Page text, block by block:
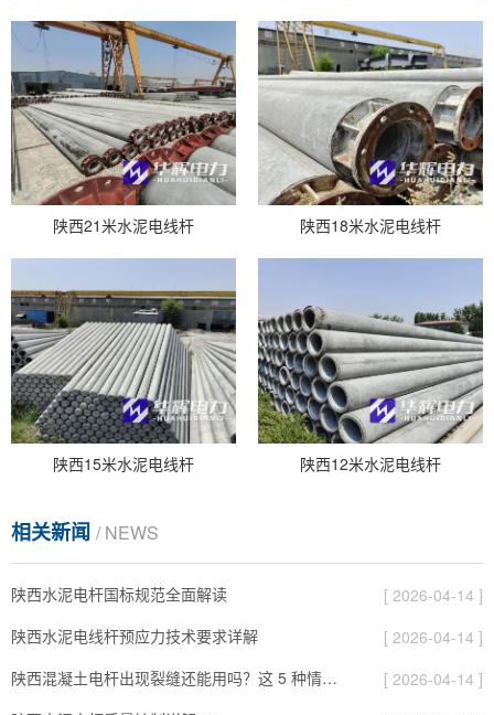
陕西21米水泥电线杆 陕西18米水泥电线杆
陕西15米水泥电线杆 陕西12米水泥电线杆
相关新闻 / NEWS
陕西水泥电杆国标规范全面解读
[ 2026-04-14 ]
陕西水泥电线杆预应力技术要求详解
[ 2026-04-14 ]
陕西混凝土电杆出现裂缝还能用吗？这 5 种情况要报废
[ 2026-04-14 ]